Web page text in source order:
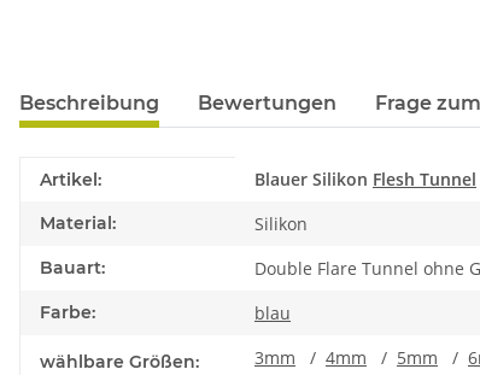
Beschreibung Bewertungen Frage
Produkteigenschaft
Wert
Artikel: Blauer Silikon Flesh Tunnel
Material: Silikon
Bauart: Double Flare Tunnel ohne
Farbe: blau
wählbare Größen: 3mm / 4mm / 5mm /